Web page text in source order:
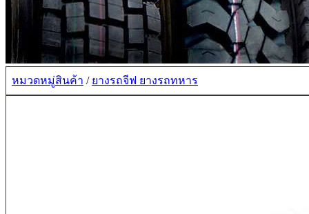
หมวดหมู่สินค้า / ยางรถจีฟ ยางรถทหาร